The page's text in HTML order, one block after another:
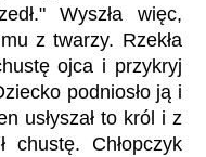
Wyszła więc,
z twarzy. Rzekła
ojca i przykryj
podniosło ją i
usłyszał to król i z
chustę. Chłopczyk